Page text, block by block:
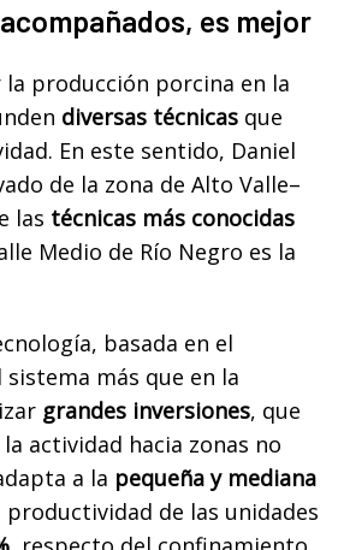
es mejor
producción porcina en la
diversas técnicas que
En este sentido, Daniel
de la zona de Alto Valle–
las técnicas más conocidas
Medio de Río Negro es la
basada en el
más que en la
grandes inversiones, que
actividad hacia zonas no
a la pequeña y mediana
productividad de las unidades